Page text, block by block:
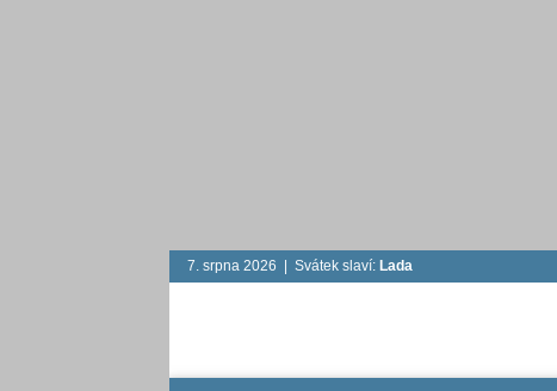
7. srpna 2026 | Svátek slaví: Lada